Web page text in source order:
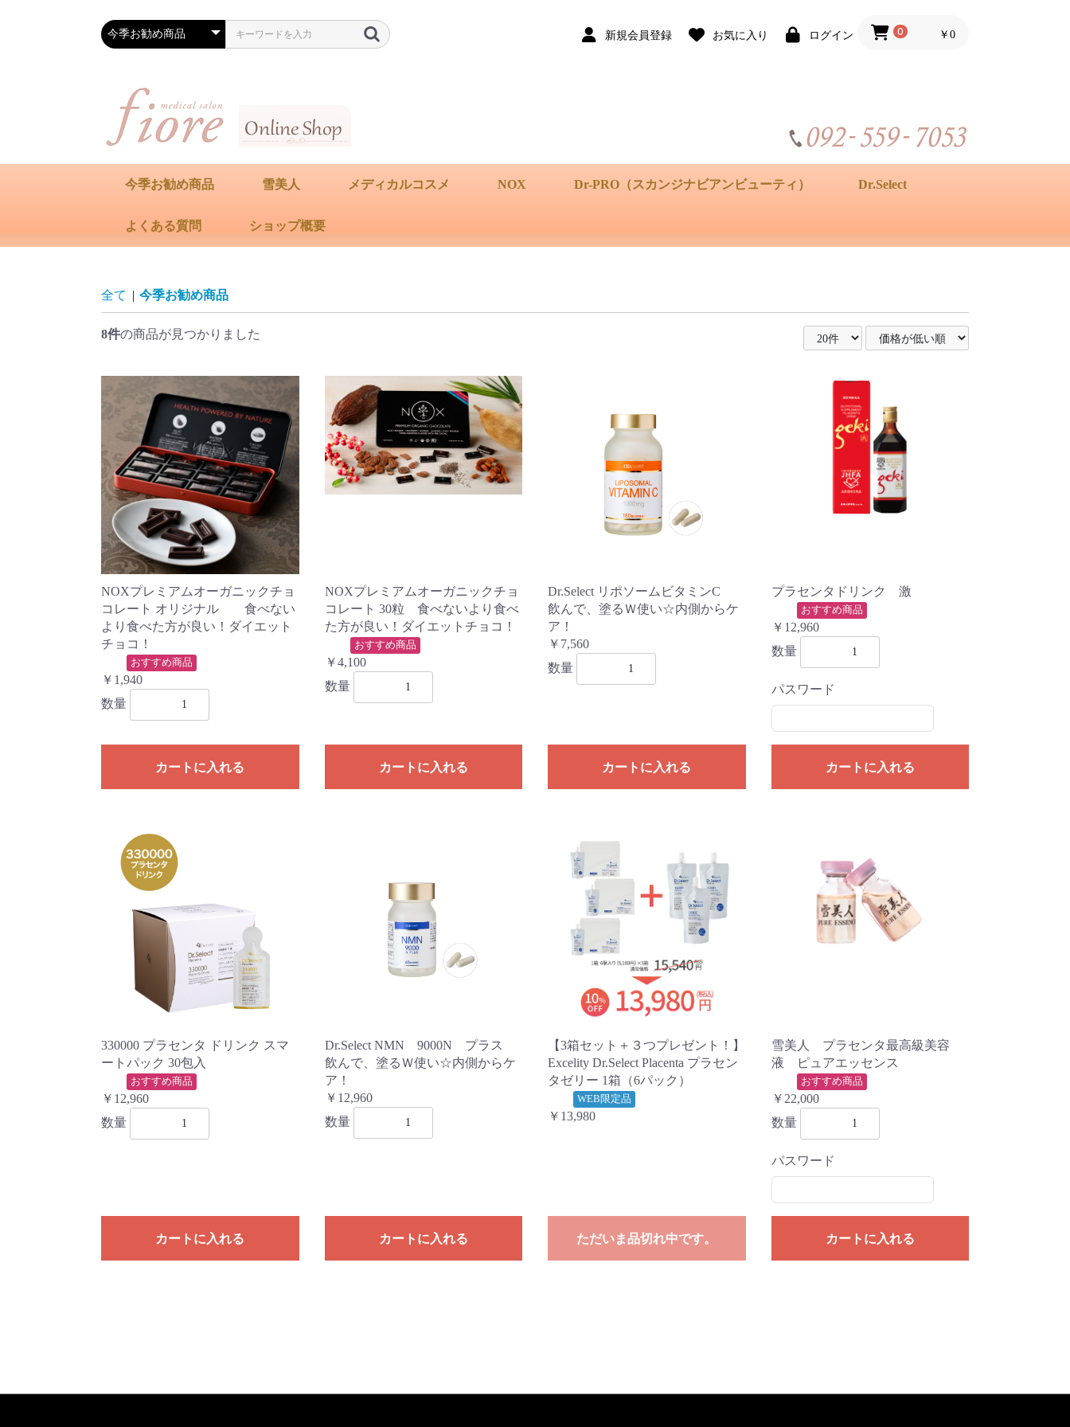
新規会員登録 お気に入り ログイン 0 ￥0
今季お勧め商品 雪美人
化粧品
サプリメント
メディカルコスメ NOX Dr-PRO（スカンジナビアンビューティ） Dr.Select
よくある質問 ショップ概要
全て | 今季お勧め商品
8件の商品が見つかりました
NOXプレミアムオーガニックチョ
コレート オリジナル 食べない
より食べた方が良い！ダイエット
チョコ！
おすすめ商品
￥1,940
数量
カートに入れる
NOXプレミアムオーガニックチョ
コレート 30粒 食べないより食べ
た方が良い！ダイエットチョコ！
おすすめ商品
￥4,100
数量
カートに入れる
Dr.Select リポソームビタミンC
飲んで、塗るＷ使い☆内側からケ
ア！
￥7,560
数量
カートに入れる
プラセンタドリンク 激
おすすめ商品
￥12,960
数量
パスワード
カートに入れる
330000 プラセンタ ドリンク スマ
ートパック 30包入
おすすめ商品
￥12,960
数量
カートに入れる
Dr.Select NMN 9000N プラス
飲んで、塗るＷ使い☆内側からケ
ア！
￥12,960
数量
カートに入れる
【3箱セット＋３つプレゼント！】
Excelity Dr.Select Placenta プラセン
タゼリー 1箱（6パック）
WEB限定品
￥13,980
ただいま品切れ中です。
雪美人 プラセンタ最高級美容
液 ピュアエッセンス
おすすめ商品
￥22,000
数量
パスワード
カートに入れる